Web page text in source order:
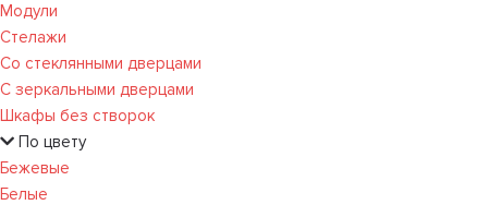
Модули
Стелажи
Со стеклянными дверцами
С зеркальными дверцами
Шкафы без створок
По цвету
Бежевые
Белые